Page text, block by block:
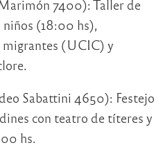
7400): Taller de
(18:00 hs),
migrantes (UCIC) y
Sabattini 4650): Festejo
con teatro de títeres y
hs.